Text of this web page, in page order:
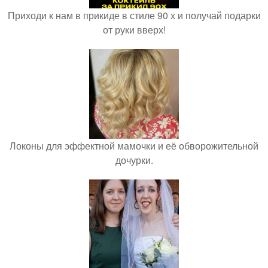
Приходи к нам в прикиде в стиле 90 х и получай подарки
от руки вверх!
Локоны для эффектной мамочки и её обворожительной
дочурки.